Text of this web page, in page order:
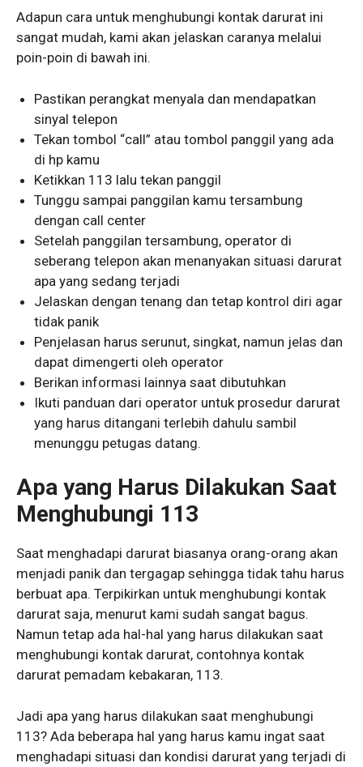
Adapun cara untuk menghubungi kontak darurat ini
sangat mudah, kami akan jelaskan caranya melalui
poin-poin di bawah ini.
Pastikan perangkat menyala dan mendapatkan
sinyal telepon
Tekan tombol “call” atau tombol panggil yang ada
di hp kamu
Ketikkan 113 lalu tekan panggil
Tunggu sampai panggilan kamu tersambung
dengan call center
Setelah panggilan tersambung, operator di
seberang telepon akan menanyakan situasi darurat
apa yang sedang terjadi
Jelaskan dengan tenang dan tetap kontrol diri agar
tidak panik
Penjelasan harus serunut, singkat, namun jelas dan
dapat dimengerti oleh operator
Berikan informasi lainnya saat dibutuhkan
Ikuti panduan dari operator untuk prosedur darurat
yang harus ditangani terlebih dahulu sambil
menunggu petugas datang.
Apa yang Harus Dilakukan Saat
Menghubungi 113
Saat menghadapi darurat biasanya orang-orang akan
menjadi panik dan tergagap sehingga tidak tahu harus
berbuat apa. Terpikirkan untuk menghubungi kontak
darurat saja, menurut kami sudah sangat bagus.
Namun tetap ada hal-hal yang harus dilakukan saat
menghubungi kontak darurat, contohnya kontak
darurat pemadam kebakaran, 113.
Jadi apa yang harus dilakukan saat menghubungi
113? Ada beberapa hal yang harus kamu ingat saat
menghadapi situasi dan kondisi darurat yang terjadi di